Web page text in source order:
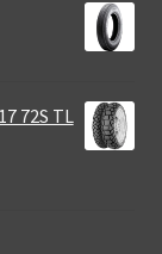
72S TL